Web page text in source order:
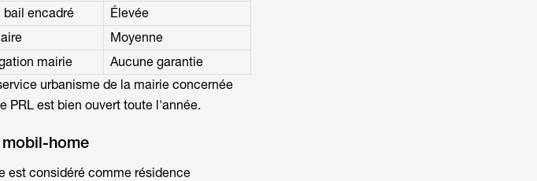
bail encadré
Élevée
Moyenne
mairie
Aucune garantie
urbanisme de la mairie concernée
PRL est bien ouvert toute l'année.
home
est considéré comme résidence